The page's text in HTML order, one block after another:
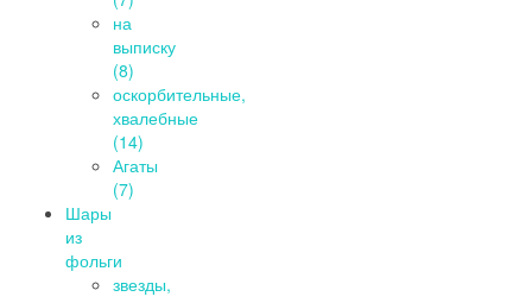
на
выписку
(8)
оскорбительные,
хвалебные
(14)
Агаты
(7)
Шары
из
фольги
звезды,